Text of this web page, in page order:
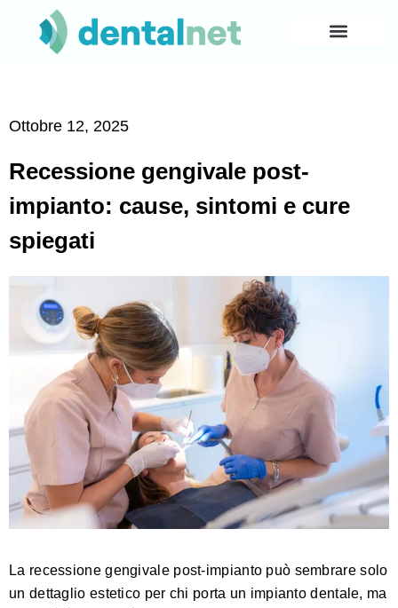
Ottobre 12, 2025
Recessione gengivale post-
impianto: cause, sintomi e cure
spiegati
La recessione gengivale post-impianto può sembrare solo
un dettaglio estetico per chi porta un impianto dentale, ma